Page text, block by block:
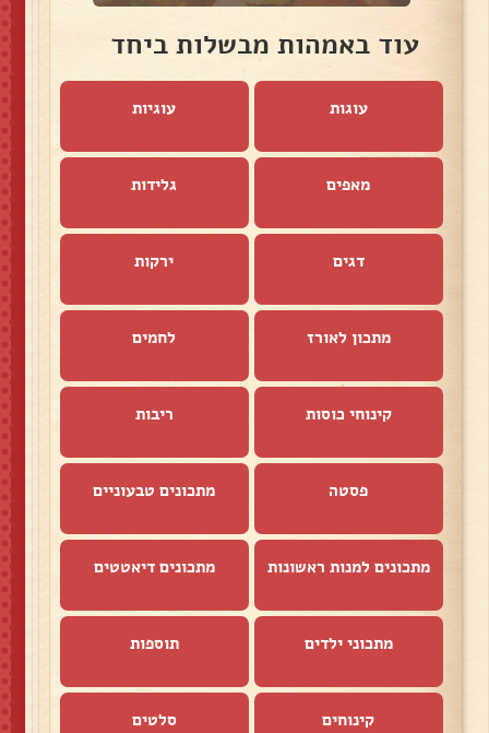
עוד באמהות מבשלות ביחד
עוגות עוגיות
מאפים גלידות
דגים ירקות
מתכון לאורז לחמים
קינוחי כוסות ריבות
פסטה מתכונים טבעוניים
מתכונים למנות ראשונות מתכונים דיאטטים
מתכוני ילדים תוספות
קינוחים סלטים